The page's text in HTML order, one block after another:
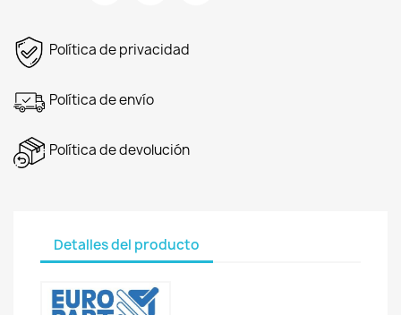
Política de privacidad
Política de envío
Política de devolución
Detalles del producto